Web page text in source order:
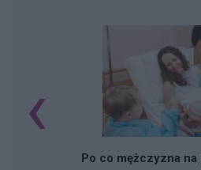
Po co mężczyzna
‹